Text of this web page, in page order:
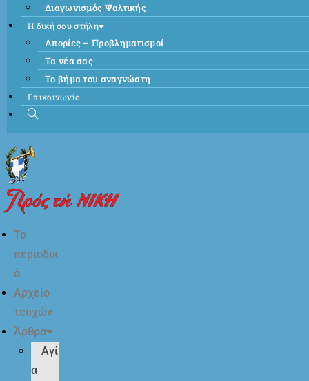
Διαγωνισμός Ψαλτικής
Η δική σου στήλη
Απορίες – Προβληματισμοί
Τα νέα σας
Το βήμα του αναγνώστη
Επικοινωνία
Το
περιοδικ
ό
Αρχείο
τευχών
Άρθρα
Αγί
α